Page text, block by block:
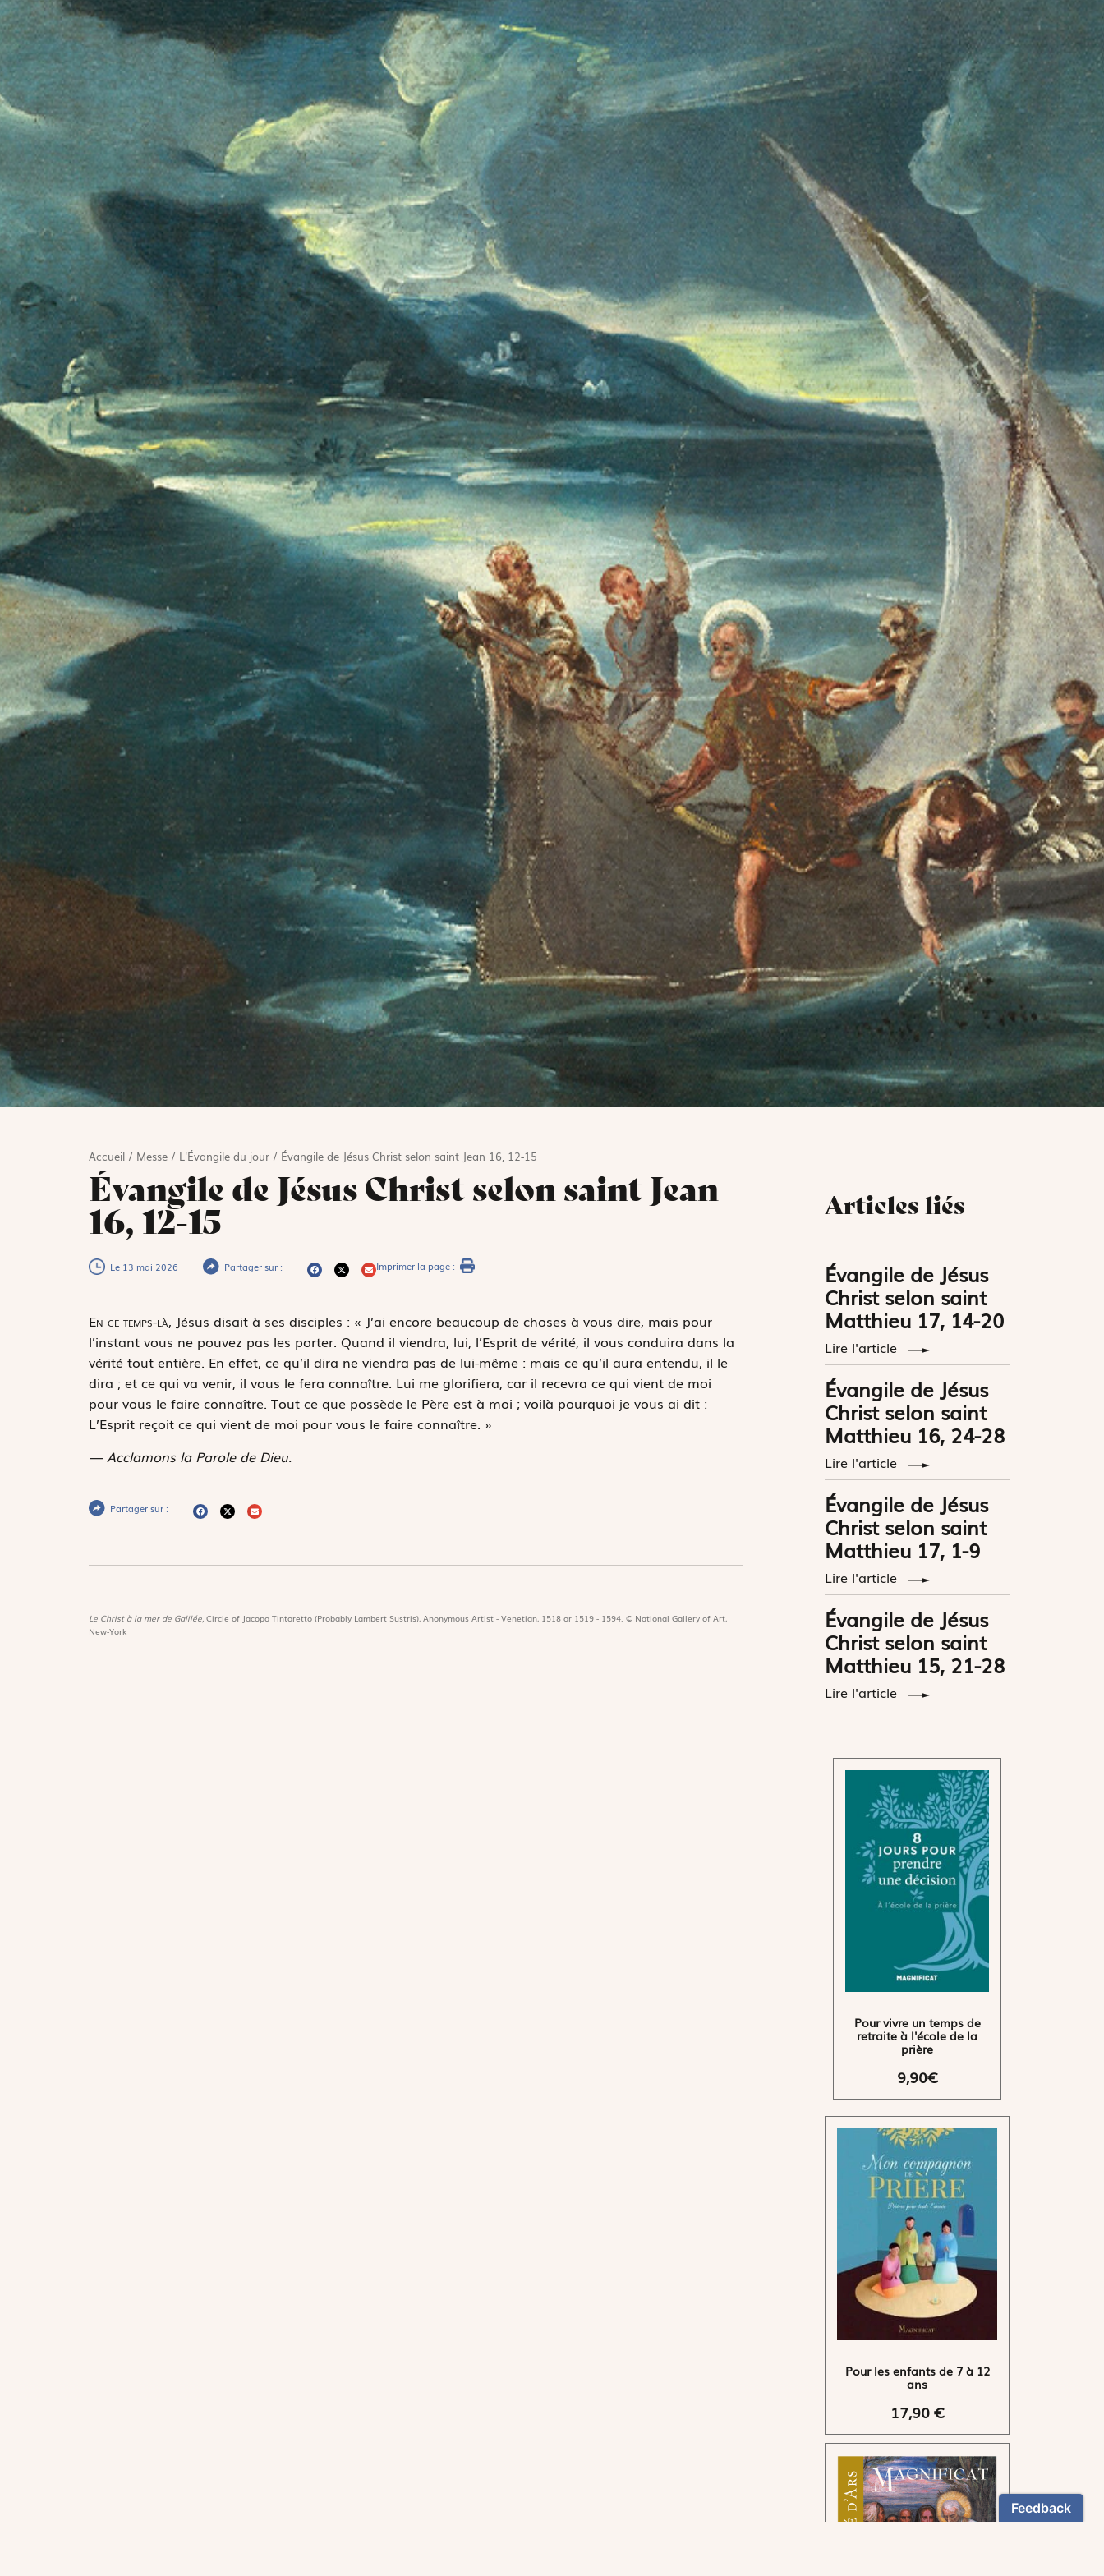
Accueil/ Messe/ L'Évangile du jour/ Évangile de Jésus Christ selon saint Jean 16, 12-15
Évangile de Jésus Christ selon saint Jean
16, 12-15
Le 13 mai 2026 Partager sur : Imprimer la page :
En ce temps-là, Jésus disait à ses disciples : « J’ai encore beaucoup de choses à vous dire, mais pour
l’instant vous ne pouvez pas les porter. Quand il viendra, lui, l’Esprit de vérité, il vous conduira dans la
vérité tout entière. En effet, ce qu’il dira ne viendra pas de lui-même : mais ce qu’il aura entendu, il le
dira ; et ce qui va venir, il vous le fera connaître. Lui me glorifiera, car il recevra ce qui vient de moi
pour vous le faire connaître. Tout ce que possède le Père est à moi ; voilà pourquoi je vous ai dit :
L’Esprit reçoit ce qui vient de moi pour vous le faire connaître. »
— Acclamons la Parole de Dieu.
Partager sur :
Le Christ à la mer de Galilée, Circle of Jacopo Tintoretto (Probably Lambert Sustris), Anonymous Artist - Venetian, 1518 or 1519 - 1594. © National Gallery of Art,
New-York
Articles liés
Évangile de Jésus
Christ selon saint
Matthieu 17, 14-20
Lire l'article
Évangile de Jésus
Christ selon saint
Matthieu 16, 24-28
Lire l'article
Évangile de Jésus
Christ selon saint
Matthieu 17, 1-9
Lire l'article
Évangile de Jésus
Christ selon saint
Matthieu 15, 21-28
Lire l'article
Pour vivre un temps de
retraite à l'école de la
prière
9,90€
Pour les enfants de 7 à 12
ans
17,90 €